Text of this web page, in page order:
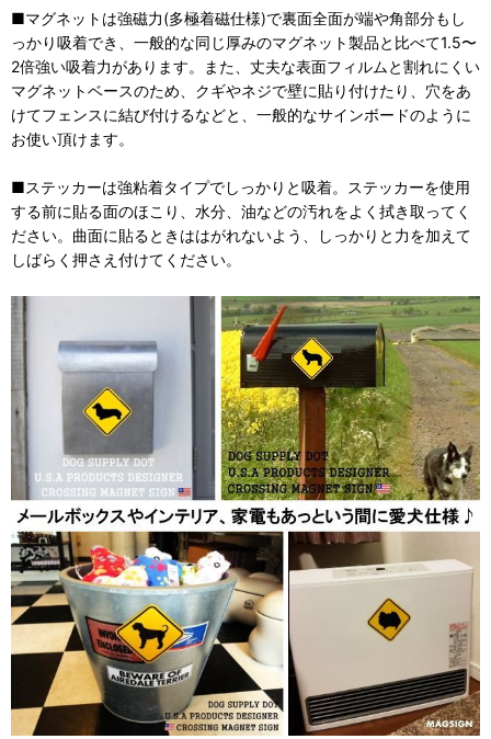
■マグネットは強磁力(多極着磁仕様)で裏面全面が端や角部分もし
っかり吸着でき、一般的な同じ厚みのマグネット製品と比べて1.5〜
2倍強い吸着力があります。また、丈夫な表面フィルムと割れにくい
マグネットベースのため、クギやネジで壁に貼り付けたり、穴をあ
けてフェンスに結び付けるなどと、一般的なサインボードのように
お使い頂けます。
■ステッカーは強粘着タイプでしっかりと吸着。ステッカーを使用
する前に貼る面のほこり、水分、油などの汚れをよく拭き取ってく
ださい。曲面に貼るときははがれないよう、しっかりと力を加えて
しばらく押さえ付けてください。